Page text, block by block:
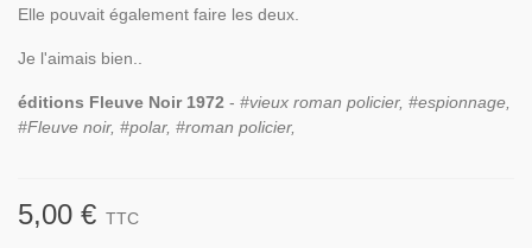
Elle pouvait également faire les deux.
Je l'aimais bien..
éditions Fleuve Noir 1972 - #vieux roman policier, #espionnage,
#Fleuve noir, #polar, #roman policier,
5,00 € TTC